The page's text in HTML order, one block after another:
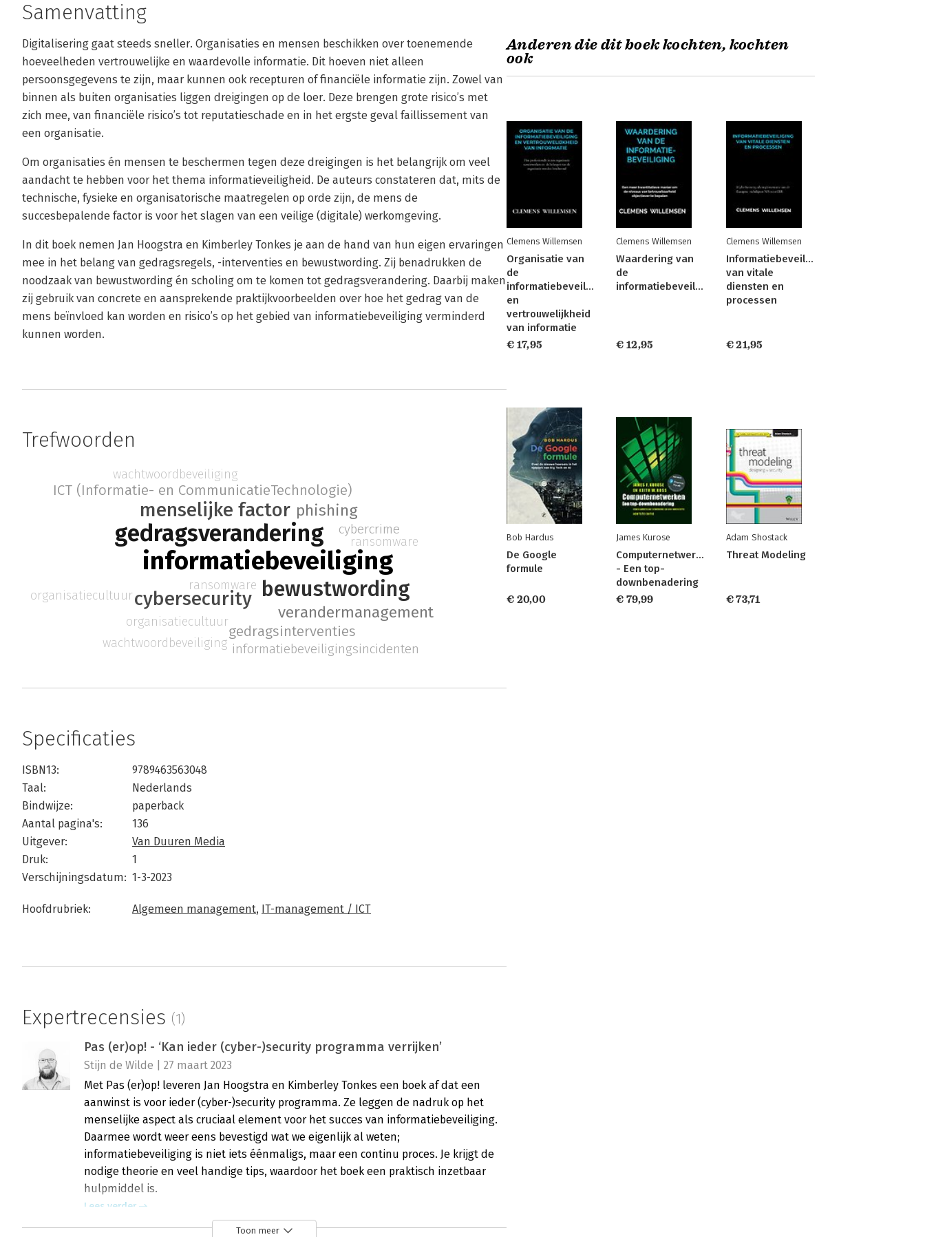
Samenvatting
Digitalisering gaat steeds sneller. Organisaties en mensen beschikken over toenemende
hoeveelheden vertrouwelijke en waardevolle informatie. Dit hoeven niet alleen
persoonsgegevens te zijn, maar kunnen ook recepturen of financiële informatie zijn. Zowel van
binnen als buiten organisaties liggen dreigingen op de loer. Deze brengen grote risico’s met
zich mee, van financiële risico’s tot reputatieschade en in het ergste geval faillissement van
een organisatie.
Om organisaties én mensen te beschermen tegen deze dreigingen is het belangrijk om veel
aandacht te hebben voor het thema informatieveiligheid. De auteurs constateren dat, mits de
technische, fysieke en organisatorische maatregelen op orde zijn, de mens de
succesbepalende factor is voor het slagen van een veilige (digitale) werkomgeving.
In dit boek nemen Jan Hoogstra en Kimberley Tonkes je aan de hand van hun eigen ervaringen
mee in het belang van gedragsregels, -interventies en bewustwording. Zij benadrukken de
noodzaak van bewustwording én scholing om te komen tot gedragsverandering. Daarbij maken
zij gebruik van concrete en aansprekende praktijkvoorbeelden over hoe het gedrag van de
mens beïnvloed kan worden en risico’s op het gebied van informatiebeveiliging verminderd
kunnen worden.
Trefwoorden
informatiebeveiliging
gedragsverandering
bewustwording
cybersecurity
menselijke factor phishing
verandermanagement
gedragsinterventies
ICT (Informatie- en CommunicatieTechnologie)
cybercrime
informatiebeveiligingsincidenten
organisatiecultuur
ransomware
wachtwoordbeveiliging
organisatiecultuur
ransomware
wachtwoordbeveiliging
Specificaties
ISBN13:
9789463563048
Taal:
Nederlands
Bindwijze:
paperback
Aantal pagina's:
136
Uitgever:
Van Duuren Media
Druk:
1
Verschijningsdatum: 1-3-2023
Hoofdrubriek: Algemeen management, IT-management / ICT
Expertrecensies (1)
Pas (er)op! - ‘Kan ieder (cyber-)security programma verrijken’
Stijn de Wilde | 27 maart 2023
Met Pas (er)op! leveren Jan Hoogstra en Kimberley Tonkes een boek af dat een
aanwinst is voor ieder (cyber-)security programma. Ze leggen de nadruk op het
menselijke aspect als cruciaal element voor het succes van informatiebeveiliging.
Daarmee wordt weer eens bevestigd wat we eigenlijk al weten;
informatiebeveiliging is niet iets éénmaligs, maar een continu proces. Je krijgt de
nodige theorie en veel handige tips, waardoor het boek een praktisch inzetbaar
hulpmiddel is.
Lees verder
Toon meer
Anderen die dit boek kochten, kochten
ook
Clemens Willemsen
Organisatie van
de
informatiebeveiliging
en
vertrouwelijkheid
van informatie
€ 17,95
Clemens Willemsen
Waardering van
de
informatiebeveiliging
€ 12,95
Clemens Willemsen
Informatiebeveiliging
van vitale
diensten en
processen
€ 21,95
Bob Hardus
De Google
formule
€ 20,00
James Kurose
Computernetwerken
- Een top-
downbenadering
€ 79,99
Adam Shostack
Threat Modeling
€ 73,71